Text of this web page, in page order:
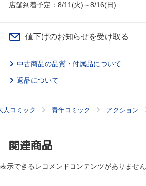
店舗到着予定：8/11(火)～8/16(日)
値下げのお知らせを受け取る
中古商品の品質・付属品について
返品について
人コミック 青年コミック アクション
関連商品
表示できるレコメンドコンテンツがありません